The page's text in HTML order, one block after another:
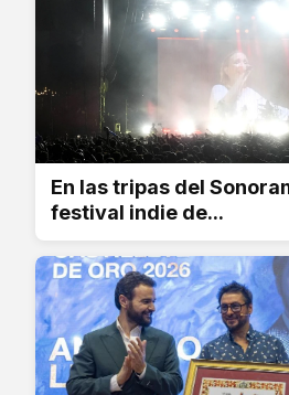
En las tripas del
festival indie de...